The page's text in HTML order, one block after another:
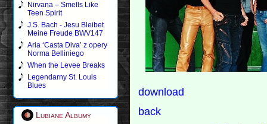
Nirvana – Smells Like
Teen Spirit
J.S. Bach - Jesu Bleibet
Meine Freude BWV147
Aria ‘Casta Diva’ z opery
Norma Belliniego
When the Levee Breaks
Legendarny St. Louis
Blues
Lubiane Albumy
download
back